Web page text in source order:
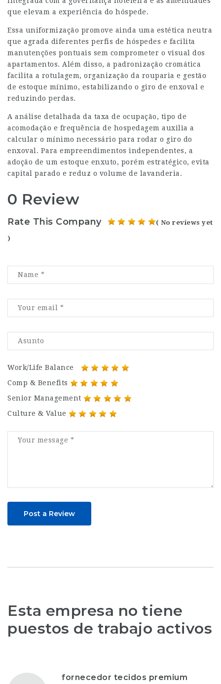
que elevam a experiência do hóspede.
Essa uniformização promove ainda uma estética neutra
que agrada diferentes perfis de hóspedes e facilita
manutenções pontuais sem comprometer o visual dos
apartamentos. Além disso, a padronização cromática
facilita a rotulagem, organização da rouparia e gestão
de estoque mínimo, estabilizando o giro de enxoval e
reduzindo perdas.
A análise detalhada da taxa de ocupação, tipo de
acomodação e frequência de hospedagem auxilia a
calcular o mínimo necessário para rodar o giro do
enxoval. Para empreendimentos independentes, a
adoção de um estoque enxuto, porém estratégico, evita
capital parado e reduz o volume de lavanderia.
0 Review
Rate This Company ( No reviews yet
)
Work/Life Balance
Comp & Benefits
Senior Management
Culture & Value
Post a Review
Esta empresa no tiene
puestos de trabajo activos
fornecedor tecidos premium